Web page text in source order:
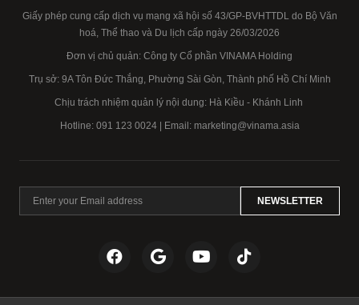
Giấy phép cung cấp dịch vụ mạng xã hội số 43/GP-BVHTTDL do Bộ Văn
hoá, Thể thao và Du lịch cấp ngày 26/03/2026
Đơn vị chủ quản: Công ty Cổ phần VINAMA Holding
Trụ sở: 9A Tôn Đức Thắng, Phường Sài Gòn, Thành phố Hồ Chí Minh
Chịu trách nhiệm quản lý nội dung: Hà Kiều - Khánh Linh
Hotline: 091 123 0024| Email: marketing@vinama.asia
NEWSLETTER